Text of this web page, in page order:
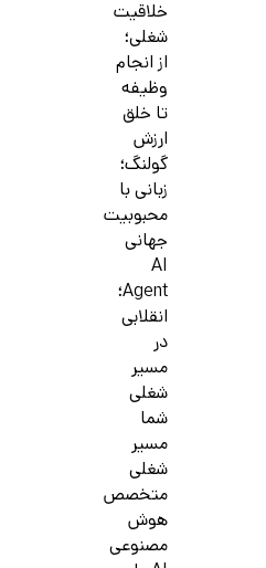
خلاقیت
شغلی؛
از انجام
وظیفه
تا خلق
ارزش
گولنگ؛
زبانی با
محبوبیت
جهانی
AI
Agent؛
انقلابی
در
مسیر
شغلی
شما
مسیر
شغلی
متخصص
هوش
مصنوعی